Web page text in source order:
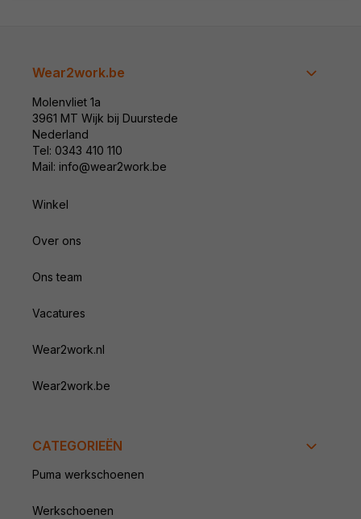
Wear2work.be
Molenvliet 1a
3961 MT Wijk bij Duurstede
Nederland
Tel: 0343 410 110
Mail: info@wear2work.be
Winkel
Over ons
Ons team
Vacatures
Wear2work.nl
Wear2work.be
CATEGORIEËN
Puma werkschoenen
Werkschoenen